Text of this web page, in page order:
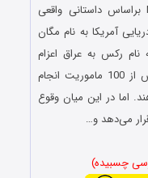
فیلم مگان لیوی Megan Leavey 2017 براساس داستانی واقعی
آمریکا به نام مگان
رکس به عراق اعزام
می‌شود. مگان و رکس همراه با هم بیش از 100 ماموریت انجام
اما در این میان وقوع
می‌دهد و…
چسبیده)